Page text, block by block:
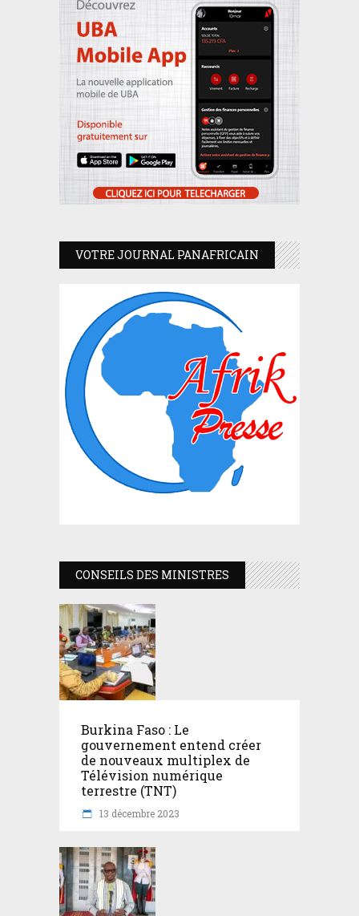
VOTRE JOURNAL PANAFRICAIN
CONSEILS DES MINISTRES
Burkina Faso : Le
gouvernement entend créer
de nouveaux multiplex de
Télévision numérique
terrestre (TNT)
13 décembre 2023